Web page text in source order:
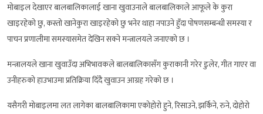
मोबाइल देखाएर बालबालिकालाई खाना खुवाउनाले बालबालिकाले आफूले के कुरा
खाइरहेको छु, कस्तो खानेकुरा खाइरहेको छु भनेर थाहा नपाउने हुँदा पोषणसम्बन्धी समस्या र
पाचन प्रणालीमा समस्यासमेत देखिन सक्ने मन्त्रालयले जनाएको छ ।
मन्त्रालयले खाना खुवाउँदा अभिभावकले बालबालिकासँग कुराकानी गरेर डुलेर, गीत गाएर वा
उनीहरुको हाउभाउमा प्रतिक्रिया दिँदै खुवाउन आग्रह गरेको छ ।
यसैगरी मोबाइलमा लत लागेका बालबालिकामा एकोहोरो हुने, रिसाउने, झर्किने, रुने, दोहोरो